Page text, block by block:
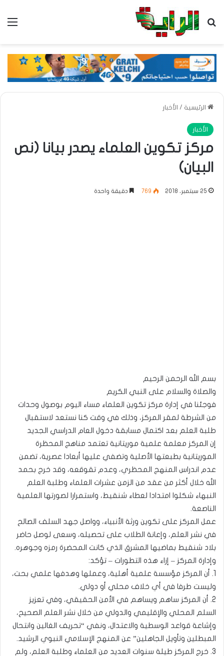
بحث عن
الرئيسية / الأخبار
الأخبار
مركز تكوين العلماء يصدر بيانا (نص
البيان)
25 سبتمبر، 2018 769 دقيقة واحدة
بسم الله الرحمن الرحيم
والصلاة والسلام على النبي الكريم
فوجئنا في إدارة مركز تكوين العلماء مساء اليوم بوصول وحدات
من الشرطة لمقر المركز، وذلك في وقت كنا نستعد لاستقبال
طلبة العلم بعد اكتمال مسابقة دخول العام الدراسي الجديد
إن المركز معلمة علمية موريتانية تعتمد مناهج المحظرة
الموريتانية بطبعتها الأصلية وتضفي عليها أبعادا عصرية، تضمن
عدم اندراس المنهج المحظري، وعدم تقوقعه، وقد خرج بحمد
الله خلال أكثر من عقد من الزمن عشرات العلماء وطلبة العلم
النبهاء شكلوا امتدادا لعطاء شنقيط، واستمرارا لصورتها العلمية
الناصعة.
عمل المركز على تكوين ورثة الأنبياء، وواصل جهد السلف الصالح
في نشر العلم، وإعانة الطلاب على تحصيله، وسعى لوصل حاضر
بلاد شنقيط بماضيها المشرق الذي كانت المحضرة رمزه وجوهره.
وإدارة المركز – إزاء هذه التطورات – تؤكد:
1. أن المركز مؤسسة علمية أهلية، وعملها وهدفها علمي بحت،
وليست طرفا في أي خلاف محلي أو دولي.
2. أن المركز ساهم ويساهم في الأمن الحقيقي، وفي تعزيز
السلم المحلي والإقليمي والدولي من خلال نشر العلم الصحيح،
وإشاعة قواعد الوسطية والاعتدال، ونفي “تحريف الغالين وانتحال
المبطلين وتأويل الجاهلين” عن المنهج الإسلامي النبوي الرشيد.
3. خرج المركز طيلة سنوات العديد من العلماء وطلبة العلم، ولم